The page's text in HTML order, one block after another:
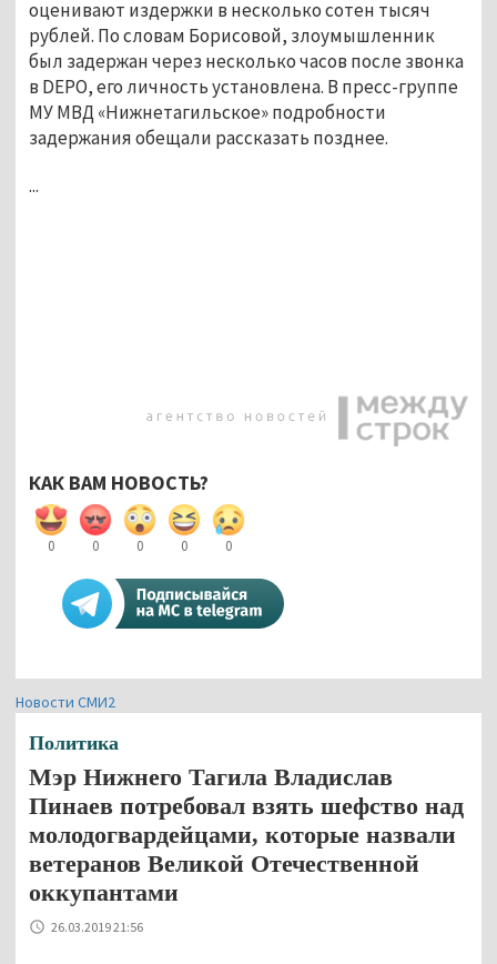
оценивают издержки в несколько сотен тысяч
рублей. По словам Борисовой, злоумышленник
был задержан через несколько часов после звонка
в DEPO, его личность установлена. В пресс-группе
МУ МВД «Нижнетагильское» подробности
задержания обещали рассказать позднее.
...
КАК ВАМ НОВОСТЬ?
0 0 0 0 0
Новости СМИ2
Политика
Мэр Нижнего Тагила Владислав
Пинаев потребовал взять шефство над
молодогвардейцами, которые назвали
ветеранов Великой Отечественной
оккупантами
26.03.2019 21:56